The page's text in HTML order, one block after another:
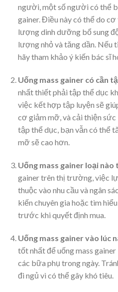
người, một số người có thể
gainer. Điều này có thể do
lượng dinh dưỡng bổ sung
lượng nhỏ và tăng dần. Nếu
hãy tham khảo ý kiến bác sĩ
Uống mass gainer có cần
nhất thiết phải tập thể dục
việc kết hợp tập luyện sẽ
cơ giảm mỡ, và cải thiện
tập thể dục, bạn vẫn có thể
mỡ sẽ cao hơn.
Uống mass gainer loại nào
gainer trên thị trường, việc
thuộc vào nhu cầu và ngân
kiến chuyên gia hoặc tìm
trước khi quyết định mua.
Uống mass gainer vào lúc
tốt nhất để uống mass
các bữa phụ trong ngày.
đi ngủ vì có thể gây khó tiêu.